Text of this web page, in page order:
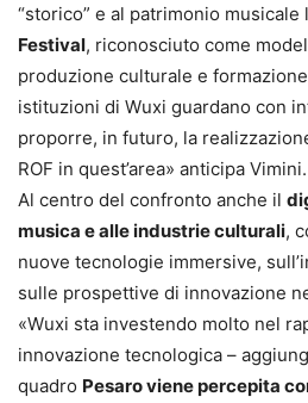
“storico” e al patrimonio musicale
Festival, riconosciuto come
produzione culturale e
istituzioni di Wuxi guardano con
proporre, in futuro, la
ROF in quest’area» anticipa Vimini.
Al centro del confronto anche il
musica e alle industrie culturali,
nuove tecnologie immersive,
sulle prospettive di innovazione
«Wuxi sta investendo molto nel
innovazione tecnologica –
quadro Pesaro viene percepita